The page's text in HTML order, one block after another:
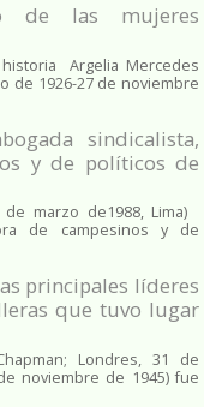
de las mujeres
Argelia Mercedes
de 1926-27 de noviembre
sindicalista,
y de políticos de
marzo de1988, Lima)
de campesinos y de
principales líderes
que tuvo lugar
Londres, 31 de
noviembre de 1945)​ fue